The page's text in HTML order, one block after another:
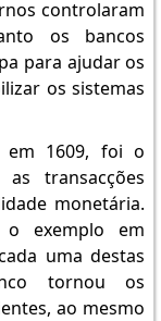
controlaram
os bancos
para ajudar os
os sistemas
em 1609, foi o
transacções
monetária.
o exemplo em
uma destas
tornou os
ao mesmo